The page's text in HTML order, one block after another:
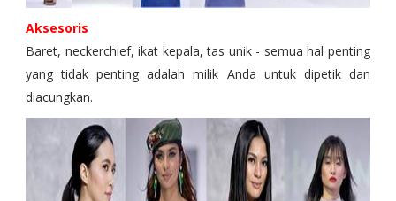
Aksesoris
Baret, neckerchief, ikat kepala, tas unik - semua hal penting
yang tidak penting adalah milik Anda untuk dipetik dan
diacungkan.